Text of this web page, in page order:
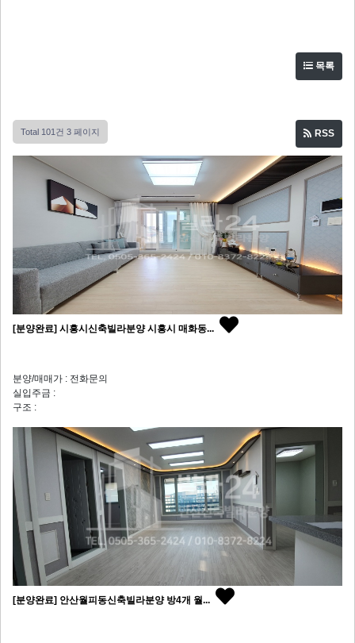
목록
Total 101건 3 페이지 RSS
[분양완료] 시흥시신축빌라분양 시흥시 매화동...
분양/매매가 : 전화문의
실입주금 :
구조 :
[분양완료] 안산월피동신축빌라분양 방4개 월...